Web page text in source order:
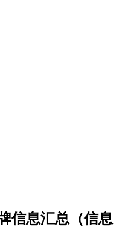
信息汇总（信息